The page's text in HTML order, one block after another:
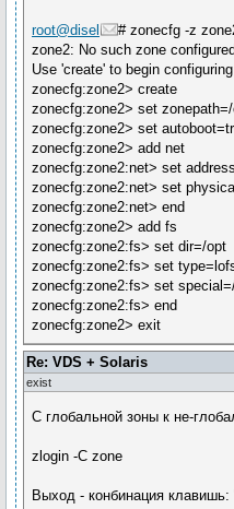
root@disel
# zonecfg -z
zone2: No such zone configured
Use 'create' to begin
zonecfg:zone2> create
zonecfg:zone2> set
zonecfg:zone2> set
zonecfg:zone2> add net
zonecfg:zone2:net> set
zonecfg:zone2:net> set
zonecfg:zone2:net> end
zonecfg:zone2> add fs
zonecfg:zone2:fs> set dir=/opt
zonecfg:zone2:fs> set
zonecfg:zone2:fs> set
zonecfg:zone2:fs> end
zonecfg:zone2> exit
Re: VDS + Solaris
exist
С глобальной зоны к не-
zlogin -C zone
Выход - конбинация